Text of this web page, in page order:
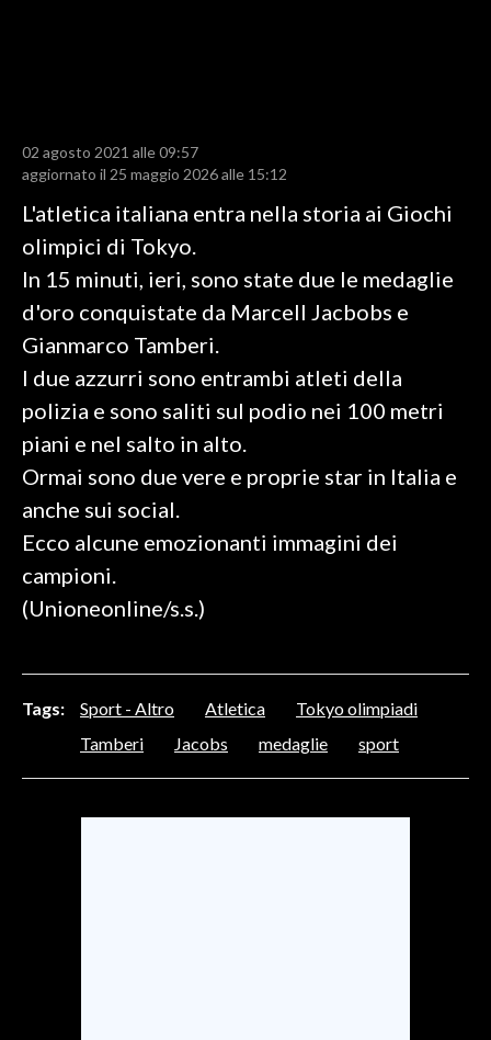
SPORT
RISULTATI E CLASSIFICHE
CALCIO
CALCIO REGIONALE
BASKET
VOLLEY
MOTORI
TENNIS
ALTRI SPORT
CULTURA
SPETTACOLI
GOSSIP
SARDI NEL MONDO
NOTIZIE
02 agosto 2021 alle 09:57
aggiornato il 25 maggio 2026 alle 15:12
L'atletica italiana entra nella storia ai Giochi
olimpici di Tokyo.
In 15 minuti, ieri, sono state due le medaglie
d'oro conquistate da Marcell Jacbobs e
Gianmarco Tamberi.
I due azzurri sono entrambi atleti della
polizia e sono saliti sul podio nei 100 metri
piani e nel salto in alto.
Ormai sono due vere e proprie star in Italia e
anche sui social.
Ecco alcune emozionanti immagini dei
campioni.
(Unioneonline/s.s.)
Tags: Sport - Altro Atletica
Tokyo olimpiadi
Tamberi
Jacobs medaglie sport